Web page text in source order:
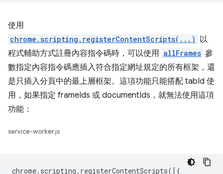
使用
chrome.scripting.registerContentScripts(...) 以
程式輔助方式註冊內容指令碼時，可以使用 allFrames 參
數指定內容指令碼應插入符合指定網址規定的所有框架，還
是只插入分頁中的最上層框架。這項功能只能搭配 tabId 使
用，如果指定 frameIds 或 documentIds，就無法使用這項
功能：
service-worker.js
chrome. scripting . registerContentScripts([{